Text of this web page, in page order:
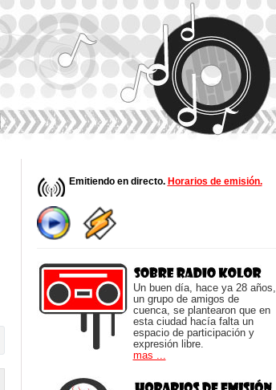
Emitiendo en directo. Horarios de emisión.
Un buen día, hace ya 28 años,
un grupo de amigos de
cuenca, se plantearon que en
esta ciudad hacía falta un
espacio de participación y
expresión libre.
mas ...